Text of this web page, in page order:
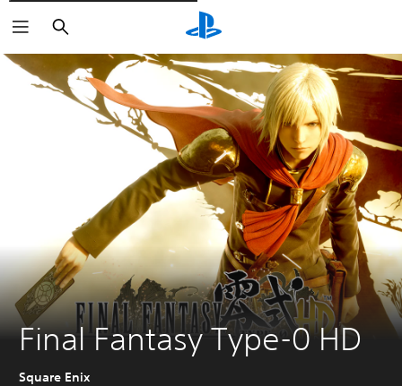
Rechercher
Final Fantasy Type-0 HD
Square Enix